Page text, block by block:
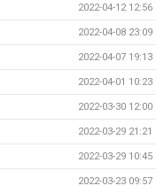
2022-04-12 12:56
2022-04-08 23:09
2022-04-07 19:13
2022-04-01 10:23
2022-03-30 12:00
2022-03-29 21:21
2022-03-29 10:45
2022-03-23 09:57